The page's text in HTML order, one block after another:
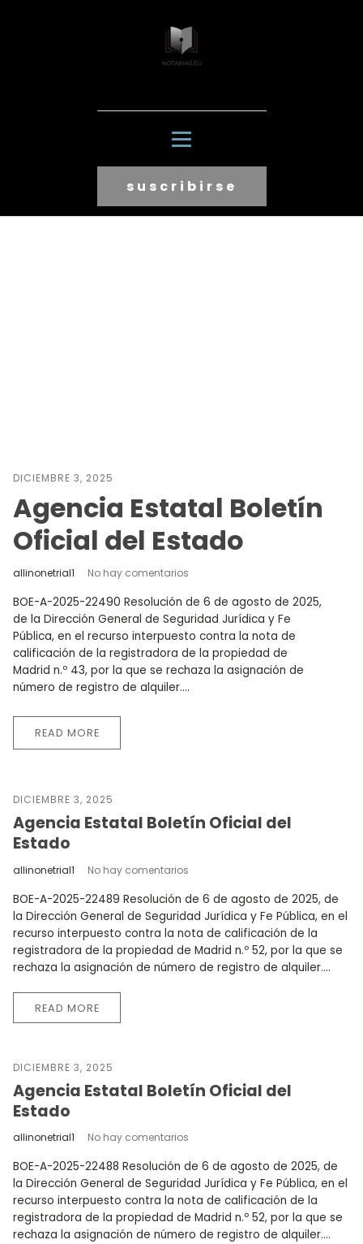
suscribirse
DICIEMBRE 3, 2025
Agencia Estatal Boletín
Oficial del Estado
allinonetrial1 No hay comentarios
BOE-A-2025-22490 Resolución de 6 de agosto de 2025,
de la Dirección General de Seguridad Jurídica y Fe
Pública, en el recurso interpuesto contra la nota de
calificación de la registradora de la propiedad de
Madrid n.º 43, por la que se rechaza la asignación de
número de registro de alquiler....
READ MORE
DICIEMBRE 3, 2025
Agencia Estatal Boletín Oficial del
Estado
allinonetrial1 No hay comentarios
BOE-A-2025-22489 Resolución de 6 de agosto de 2025, de
la Dirección General de Seguridad Jurídica y Fe Pública, en el
recurso interpuesto contra la nota de calificación de la
registradora de la propiedad de Madrid n.º 52, por la que se
rechaza la asignación de número de registro de alquiler....
READ MORE
DICIEMBRE 3, 2025
Agencia Estatal Boletín Oficial del
Estado
allinonetrial1 No hay comentarios
BOE-A-2025-22488 Resolución de 6 de agosto de 2025, de
la Dirección General de Seguridad Jurídica y Fe Pública, en el
recurso interpuesto contra la nota de calificación de la
registradora de la propiedad de Madrid n.º 52, por la que se
rechaza la asignación de número de registro de alquiler....